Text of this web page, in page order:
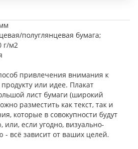
полуглянцевая бумага;
г/м2
привлечения внимания к
или идее. Плакат
лист бумаги (широкий
разместить как текст, так и
которые в совокупности будут
если угодно, визуально-
- всё зависит от ваших целей.